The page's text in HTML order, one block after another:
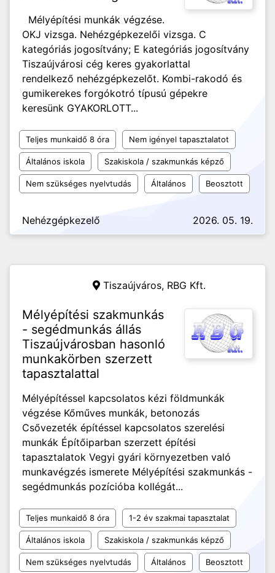
Mélyépítési munkák végzése.
OKJ vizsga. Nehézgépkezelői vizsga. C
kategóriás jogosítvány; E kategóriás jogosítvány
Tiszaújvárosi cég keres gyakorlattal
rendelkező nehézgépkezelőt. Kombi-rakodó és
gumikerekes forgókotró típusú gépekre
keresünk GYAKORLOTT...
Teljes munkaidő 8 óra Nem igényel tapasztalatot
Általános iskola Szakiskola / szakmunkás képző
Nem szükséges nyelvtudás Általános Beosztott
Nehézgépkezelő 2026. 05. 19.
Tiszaújváros, RBG Kft.
Mélyépítési szakmunkás
- segédmunkás állás
Tiszaújvárosban hasonló
munkakörben szerzett
tapasztalattal
Mélyépítéssel kapcsolatos kézi földmunkák
végzése Kőműves munkák, betonozás
Csővezeték építéssel kapcsolatos szerelési
munkák Építőiparban szerzett építési
tapasztalatok Vegyi gyári környezetben való
munkavégzés ismerete Mélyépítési szakmunkás -
segédmunkás pozícióba kollégát...
Teljes munkaidő 8 óra 1-2 év szakmai tapasztalat
Általános iskola Szakiskola / szakmunkás képző
Nem szükséges nyelvtudás Általános Beosztott